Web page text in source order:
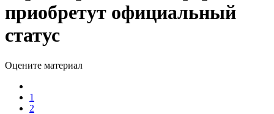
приобретут официальный
статус
Оцените материал
1
2